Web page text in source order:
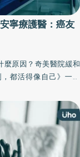
寧療護醫：癌友
麼原因？奇美醫院緩和
都活得像自己》一書
得像自己，而這是每
價值。以下為原書摘